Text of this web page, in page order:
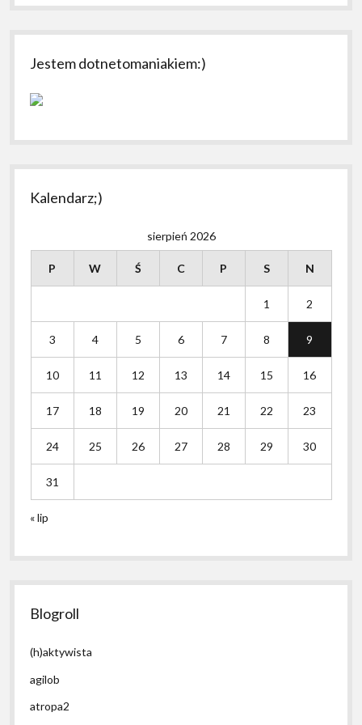
Jestem dotnetomaniakiem:)
Kalendarz;)
sierpień 2026
P W Ś C P S N
1 2
3 4 5 6 7 8 9
10 11 12 13 14 15 16
17 18 19 20 21 22 23
24 25 26 27 28 29 30
31
« lip
Blogroll
(h)aktywista
agilob
atropa2